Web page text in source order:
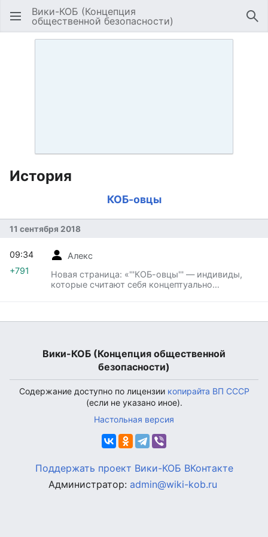
Открыть главное меню
Вики-КОБ (Концепция
общественной безопасности)
История
КОБ-овцы
11 сентября 2018
Алекс
Новая страница: «'''КОБ-овцы''' — индивиды,
которые считают себя концептуально
09:34
+791
Вики-КОБ (Концепция общественной
безопасности)
Содержание доступно по лицензии копирайта ВП СССР
(если не указано иное).
Настольная версия
Поддержать проект Вики-КОБ ВКонтакте
Администратор: admin@wiki-kob.ru